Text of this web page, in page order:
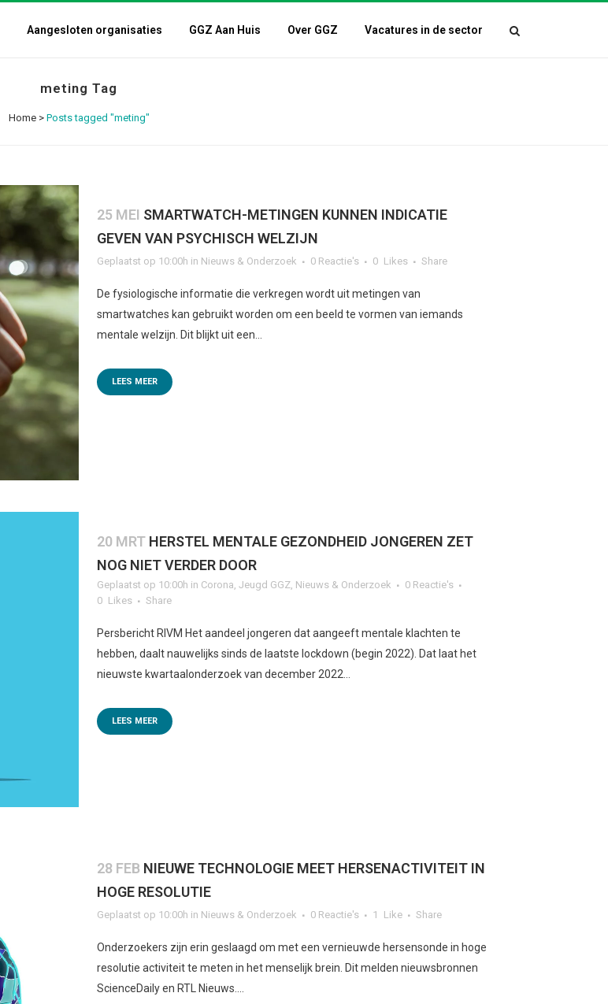
Aangesloten organisaties GGZ Aan Huis Over GGZ Vacatures in de sector
meting Tag
Home> Posts tagged "meting"
25 MEI SMARTWATCH-METINGEN KUNNEN INDICATIE
GEVEN VAN PSYCHISCH WELZIJN
Geplaatst op 10:00h in Nieuws & Onderzoek 0 Reactie's 0 Likes Share
De fysiologische informatie die verkregen wordt uit metingen van
smartwatches kan gebruikt worden om een beeld te vormen van iemands
mentale welzijn. Dit blijkt uit een...
LEES MEER
20 MRT HERSTEL MENTALE GEZONDHEID JONGEREN ZET
NOG NIET VERDER DOOR
Geplaatst op 10:00h in Corona, Jeugd GGZ, Nieuws & Onderzoek
0 Reactie's
0 Likes Share
Persbericht RIVM Het aandeel jongeren dat aangeeft mentale klachten te
hebben, daalt nauwelijks sinds de laatste lockdown (begin 2022). Dat laat het
nieuwste kwartaalonderzoek van december 2022...
LEES MEER
28 FEB NIEUWE TECHNOLOGIE MEET HERSENACTIVITEIT IN
HOGE RESOLUTIE
Geplaatst op 10:00h in Nieuws & Onderzoek 0 Reactie's 1 Like Share
Onderzoekers zijn erin geslaagd om met een vernieuwde hersensonde in hoge
resolutie activiteit te meten in het menselijk brein. Dit melden nieuwsbronnen
ScienceDaily en RTL Nieuws....